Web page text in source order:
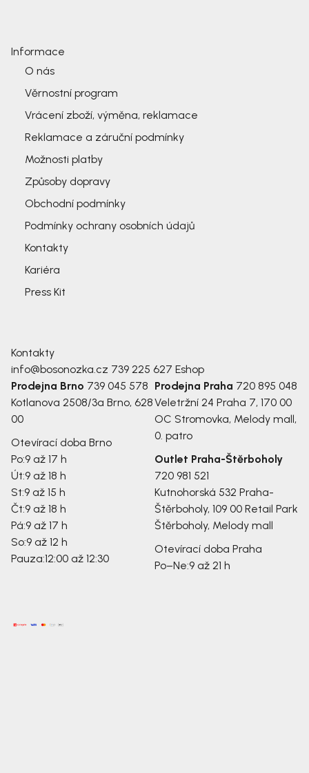
Informace
O nás
Věrnostní program
Vrácení zboží, výměna, reklamace
Reklamace a záruční podmínky
Možnosti platby
Způsoby dopravy
Obchodní podmínky
Podmínky ochrany osobních údajů
Kontakty
Kariéra
Press Kit
Kontakty
info@bosonozka.cz 739 225 627 Eshop
Prodejna Brno 739 045 578
Kotlanova 2508/3a Brno, 628
00
Otevírací doba Brno
Po:9 až 17 h
Út:9 až 18 h
St:9 až 15 h
Čt:9 až 18 h
Pá:9 až 17 h
So:9 až 12 h
Pauza:12:00 až 12:30
Prodejna Praha 720 895 048
Veletržní 24 Praha 7, 170 00
OC Stromovka, Melody mall,
0. patro
Outlet Praha-Štěrboholy
720 981 521
Kutnohorská 532 Praha-
Štěrboholy, 109 00 Retail Park
Štěrboholy, Melody mall
Otevírací doba Praha
Po–Ne:9 až 21 h